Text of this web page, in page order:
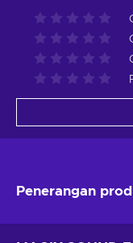
Penerangan